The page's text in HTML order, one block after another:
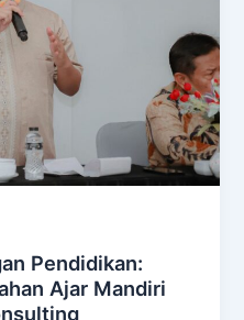
Pendidikan:
Ajar Mandiri